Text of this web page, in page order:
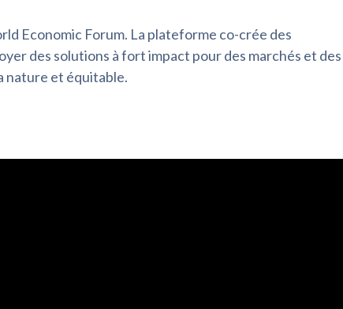
Economic Forum. La plateforme co-crée des
des solutions à fort impact pour des marchés et des
nature et équitable.